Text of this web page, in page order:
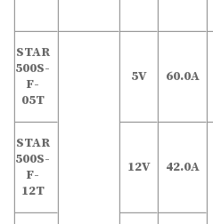
STAR
500S-
F-
05T
5V 60.0A
STAR
500S-
F-
12T
12V 42.0A